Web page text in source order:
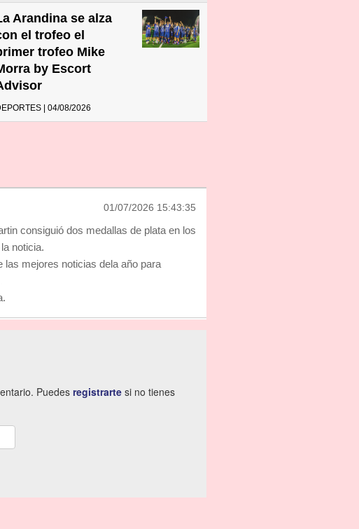
Arandina se alza
el trofeo el
trofeo Mike
by Escort
| 04/08/2026
01/07/2026 15:43:35
consiguió dos medallas de plata en los
noticia.
las mejores noticias dela año para
Puedes registrarte si no tienes